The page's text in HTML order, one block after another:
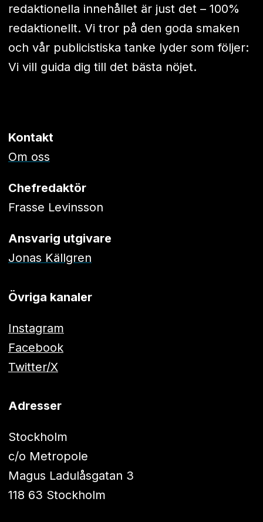
redaktionella innehållet är just det – 100%
redaktionellt. Vi tror på den goda smaken
och vår publicistiska tanke lyder som följer:
Vi vill guida dig till det bästa nöjet.
Kontakt
Om oss
Chefredaktör
Frasse Levinsson
Ansvarig utgivare
Jonas Källgren
Övriga kanaler
Instagram
Facebook
Twitter/X
Adresser
Stockholm
c/o Metropole
Magus Ladulåsgatan 3
118 63 Stockholm